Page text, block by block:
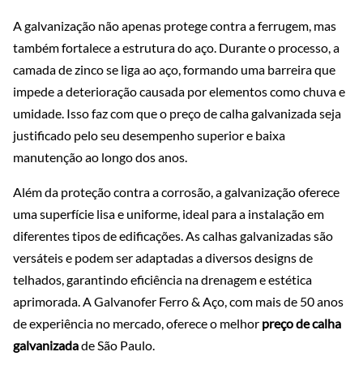
A galvanização não apenas protege contra a ferrugem, mas
também fortalece a estrutura do aço. Durante o processo, a
camada de zinco se liga ao aço, formando uma barreira que
impede a deterioração causada por elementos como chuva e
umidade. Isso faz com que o preço de calha galvanizada seja
justificado pelo seu desempenho superior e baixa
manutenção ao longo dos anos.
Além da proteção contra a corrosão, a galvanização oferece
uma superfície lisa e uniforme, ideal para a instalação em
diferentes tipos de edificações. As calhas galvanizadas são
versáteis e podem ser adaptadas a diversos designs de
telhados, garantindo eficiência na drenagem e estética
aprimorada. A Galvanofer Ferro & Aço, com mais de 50 anos
de experiência no mercado, oferece o melhor preço de calha
galvanizadade São Paulo.